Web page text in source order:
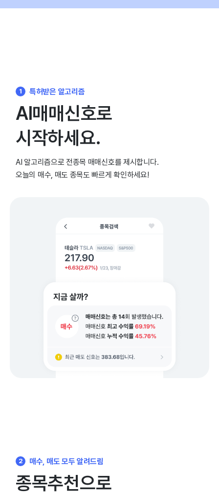
1 특허받은 알고리즘
AI매매신호로
시작하세요.
AI 알고리즘으로 전종목 매매신호를 제시합니다.
오늘의 매수, 매도 종목도 빠르게 확인하세요!
2 매수, 매도 모두 알려드림
종목추천으로